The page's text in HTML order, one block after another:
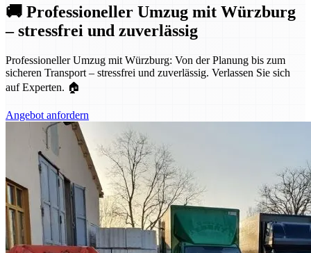
🚚 Professioneller Umzug mit Würzburg
– stressfrei und zuverlässig
Professioneller Umzug mit Würzburg: Von der Planung bis zum
sicheren Transport – stressfrei und zuverlässig. Verlassen Sie sich
auf Experten. 🏠
Angebot anfordern